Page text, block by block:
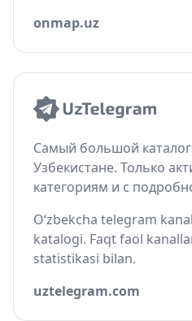
onmap.uz
Самый большой
Узбекистане. Только
категориям и с
O‘zbekcha telegram
katalogi. Faqt faol
statistikasi bilan.
uztelegram.com